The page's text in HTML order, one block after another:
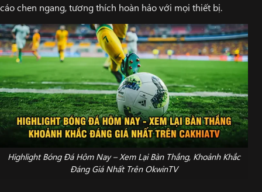
cáo chen ngang, tương thích hoàn hảo với mọi thiết bị.
Highlight Bóng Đá Hôm Nay – Xem Lại Bàn Thắng, Khoảnh Khắc
Đáng Giá Nhất Trên OkwinTV